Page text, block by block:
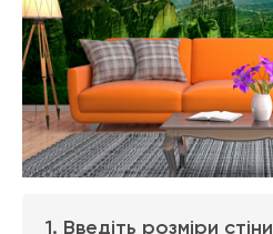
1. Введіть розміри стіни